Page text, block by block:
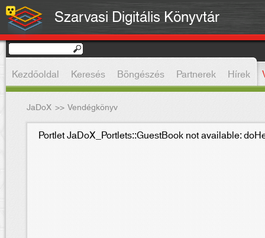
Szarvasi Digitális Könyvtár
Kezdőoldal Keresés Böngészés Partnerek Hírek
JaDoX >>Vendégkönyv
Portlet JaDoX_Portlets::GuestBook not available: